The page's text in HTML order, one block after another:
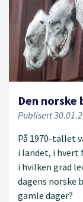
Den norske
Publisert
På 1970-tallet
i landet, i hvert
i hvilken grad
dagens norske
gamle dager?